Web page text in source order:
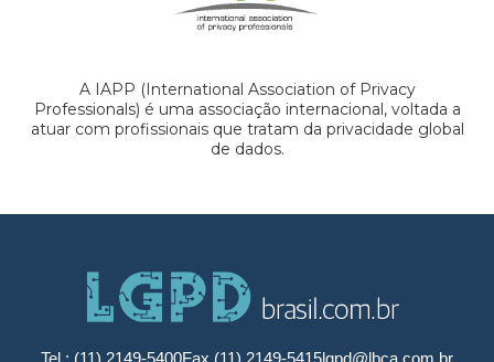
A IAPP (International Association of Privacy
Professionals) é uma associação internacional, voltada a
atuar com profissionais que tratam da privacidade global
de dados.
Tel.: (11) 2149-5400Fax (11) 2149-5415lgpd@lbca.com.br